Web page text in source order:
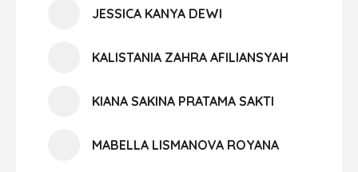
JESSICA KANYA DEWI
KALISTANIA ZAHRA AFILIANSYAH
KIANA SAKINA PRATAMA SAKTI
MABELLA LISMANOVA ROYANA